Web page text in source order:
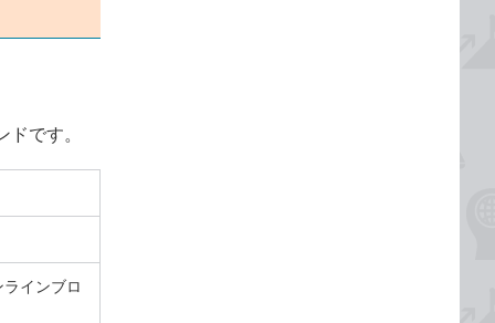
です。
インブロ